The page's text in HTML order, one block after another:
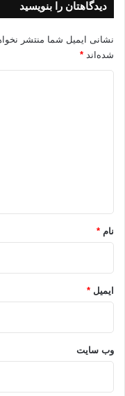
دیدگاهتان را بنویسید
نشانی ایمیل شما منتشر
شده‌اند *
نام *
ایمیل *
وب‌ سایت